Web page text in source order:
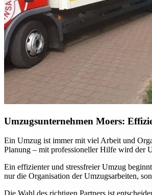
Umzugsunternehmen Moers:
Ein Umzug ist immer mit viel Arbeit und
Planung – mit professioneller Hilfe wird der
Ein effizienter und stressfreier Umzug
nur die Organisation der Umzugsarbeiten,